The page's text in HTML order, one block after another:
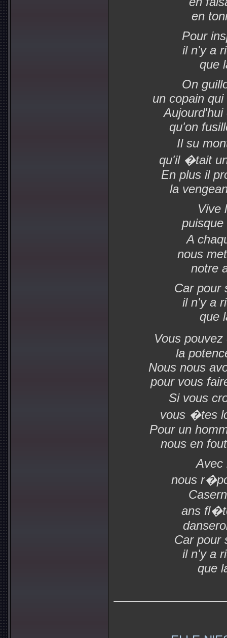
en
Pour
il n'y a
que
On
un copain
qu'on
Il su
qu'il �tait
En plus il
la
Vive
A
nous
notre
Car pour
il n'y a
que
Vous
la
Nous nous
pour vous
Si vous
vous �tes
Pour un
nous en
Avec
nous
ans
Car pour
il n'y a
que